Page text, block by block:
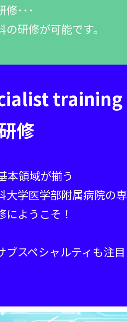
修･･･
の研修が可能です。
training
修
本領域が揃う
大学医学部附属病院の専
にようこそ！
ブスペシャルティも注目